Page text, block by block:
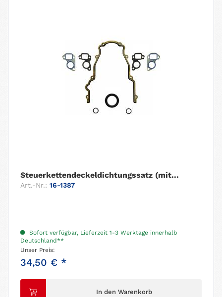
Steuerkettendeckeldichtungssatz (mit...
Art.-Nr.: 16-1387
Sofort verfügbar, Lieferzeit 1-3 Werktage innerhalb
Deutschland**
Unser Preis:
34,50 € *
In den Warenkorb